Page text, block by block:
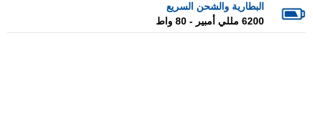
البطارية والشحن السريع
6200 مللي أمبير - 80 واط